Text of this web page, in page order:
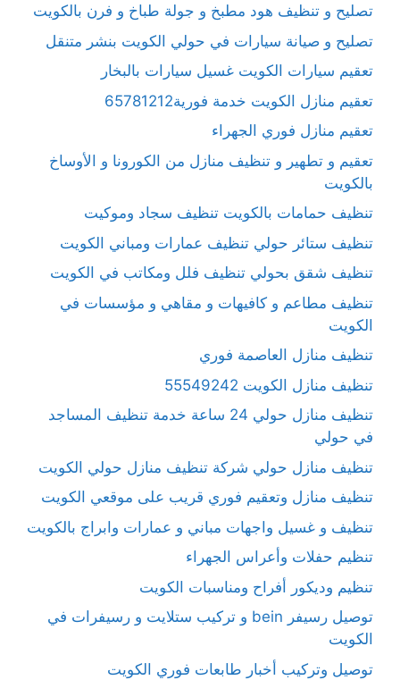
تصليح و تنظيف هود مطبخ و جولة طباخ و فرن بالكويت
تصليح و صيانة سيارات في حولي الكويت بنشر متنقل
تعقيم سيارات الكويت غسيل سيارات بالبخار
تعقيم منازل الكويت خدمة فورية65781212
تعقيم منازل فوري الجهراء
تعقيم و تطهير و تنظيف منازل من الكورونا و الأوساخ
بالكويت
تنظيف حمامات بالكويت تنظيف سجاد وموكيت
تنظيف ستائر حولي تنظيف عمارات ومباني الكويت
تنظيف شقق بحولي تنظيف فلل ومكاتب في الكويت
تنظيف مطاعم و كافيهات و مقاهي و مؤسسات في
الكويت
تنظيف منازل العاصمة فوري
تنظيف منازل الكويت 55549242
تنظيف منازل حولي 24 ساعة خدمة تنظيف المساجد
في حولي
تنظيف منازل حولي شركة تنظيف منازل حولي الكويت
تنظيف منازل وتعقيم فوري قريب على موقعي الكويت
تنظيف و غسيل واجهات مباني و عمارات وابراج بالكويت
تنظيم حفلات وأعراس الجهراء
تنظيم وديكور أفراح ومناسبات الكويت
توصيل رسيفر bein و تركيب ستلايت و رسيفرات في
الكويت
توصيل وتركيب أخبار طابعات فوري الكويت